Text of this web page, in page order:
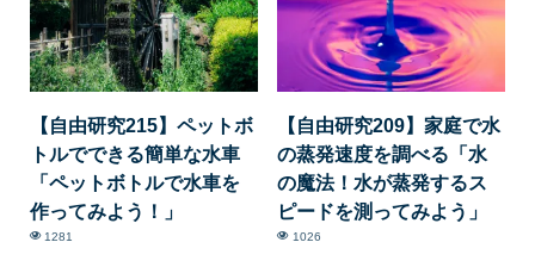
【自由研究215】ペットボ
トルでできる簡単な水車
「ペットボトルで水車を
作ってみよう！」
1281
【自由研究209】家庭で水
の蒸発速度を調べる「水
の魔法！水が蒸発するス
ピードを測ってみよう」
1026